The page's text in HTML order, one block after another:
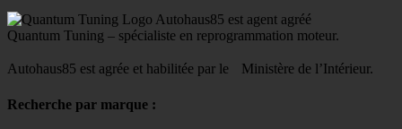
Autohaus85 est agent agréé
Quantum Tuning – spécialiste en reprogrammation moteur.
Autohaus85 est agrée et habilitée par le Ministère de l’Intérieur.
Recherche par marque :